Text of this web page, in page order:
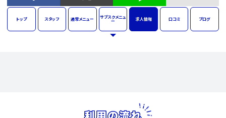
トップ スタッフ 通常メニュー サブスクメニュ
ー 求人情報 口コミ ブログ